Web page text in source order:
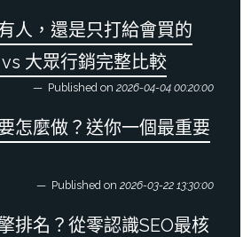
人，還是只打給會買的
大眾行銷完整比較
Published on 2026-04-04 00:20:00
怎麼做？送你一個最重要
Published on 2026-03-22 13:30:00
排名？從零認識SEO最核